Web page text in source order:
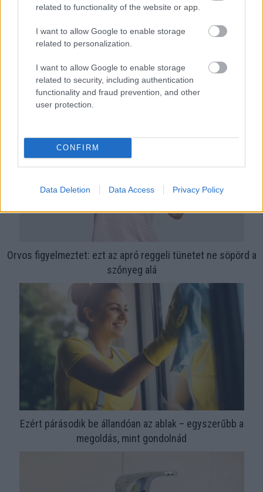
related to functionality of the website or app.
I want to allow Google to enable storage
related to personalization.
I want to allow Google to enable storage
related to security, including authentication
functionality and fraud prevention, and other
user protection.
CONFIRM
Data Deletion Data Access Privacy Policy
Ha ezt érzed evés után, a szervezeted fontos dologra
próbál figyelmeztetni
Orvos figyelmeztet: ezt az apró reggeli tünetet ne söpörd a
szőnyeg alá
Ezért párásodik be állandóan az ablak – egyszerűbb a
megoldás, mint gondolnád